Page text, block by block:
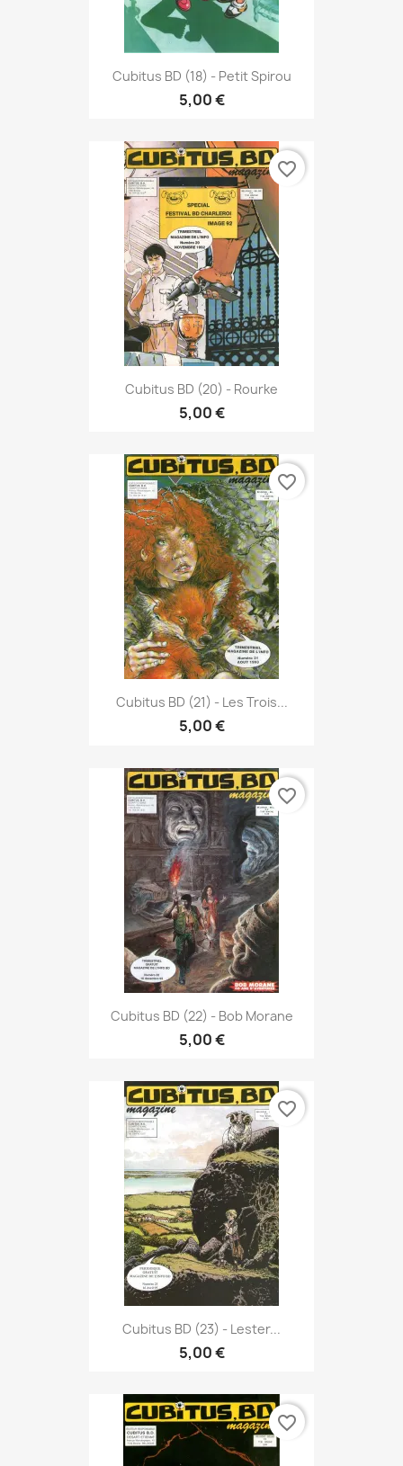
Cubitus BD (18) - Petit Spirou
5,00 €
Cubitus BD (20) - Rourke
5,00 €
favorite_border
Cubitus BD (21) - Les Trois...
5,00 €
favorite_border
Cubitus BD (22) - Bob Morane
5,00 €
favorite_border
Cubitus BD (23) - Lester...
5,00 €
favorite_border
favorite_border